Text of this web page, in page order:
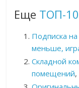
Еще ТОП-
Подписка
меньше,
Складной
помещений,